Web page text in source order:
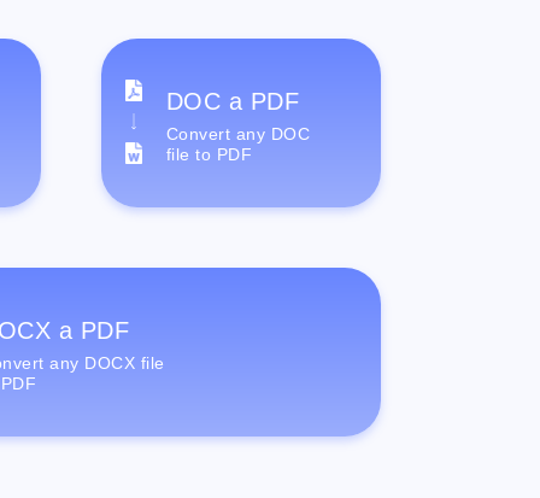
DOC a PDF
Convert any DOC
file to PDF
a PDF
any DOCX file